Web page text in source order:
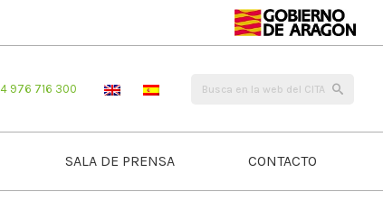
976 716 300
SALA DE PRENSA CONTACTO